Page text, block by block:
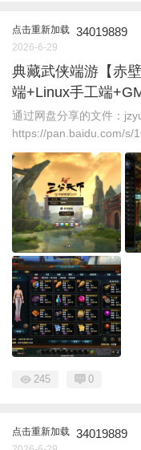
点击重新加载 34019889
2026-6-29
典藏武侠端游【赤
端+Linux手工端
通过网盘分享的文件：
https://pan.baidu.com/s/
245 0
点击重新加载 34019889